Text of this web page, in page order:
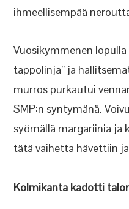
ihmeellisempää
Vuosikymmenen
tappolinja” ja
murros purkautui
SMP:n syntymänä.
syömällä margariinia ja
tätä vaihetta hävettiin
Kolmikanta kadotti